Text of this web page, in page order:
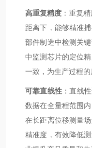
高重复精度 ：重复
距离下，能够精准
部件制造中检测关
中监测芯片的定位
一致，为生产过程的
可靠直线性 ：直线
数据在全量程范围
在长距离位移测量
精准度，有效降低